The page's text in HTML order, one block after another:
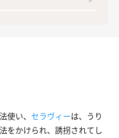
使い、 セラヴィーは、うり
をかけられ、誘拐されてし